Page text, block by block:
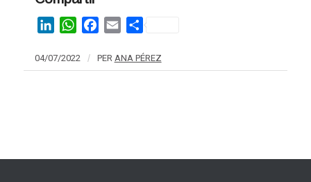
LinkedInWhatsAppFacebook
EmailShare
04/07/2022 / PER ANA PÉREZ